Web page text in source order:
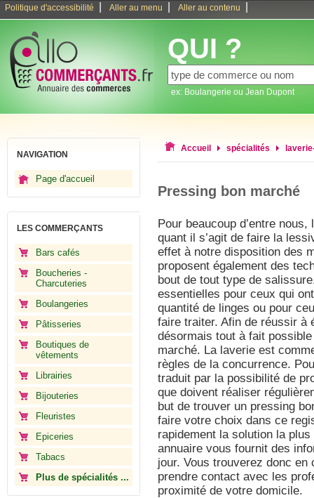
Politique d'accessibilité Aller au menu Aller au contenu
QUI ?
ex: Boulangerie ou Jean Dupont
NAVIGATION
Page d'accueil
LES COMMERÇANTS
Bars cafés
Boucheries -
Charcuteries
Boulangeries
Pâtisseries
Boutiques de
vêtements
Librairies
Bijouteries
Fleuristes
Epiceries
Tabacs
Plus de spécialités ...
Accueil spécialités
Pressing bon marché
Pour beaucoup d’entre
quant il s’agit de faire la
effet à notre disposition des
proposent également des
bout de tout type de
essentielles pour ceux qui
quantité de linges ou pour
faire traiter. Afin de réussir à
désormais tout à fait
marché. La laverie est
règles de la concurrence.
traduit par la possibilité de
que doivent réaliser
but de trouver un pressing
faire votre choix dans ce
rapidement la solution la
annuaire vous fournit des
jour. Vous trouverez donc
prendre contact avec les
proximité de votre domicile.